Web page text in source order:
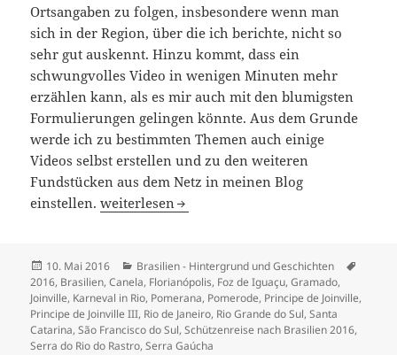
Ortsangaben zu folgen, insbesondere wenn man
sich in der Region, über die ich berichte, nicht so
sehr gut auskennt. Hinzu kommt, dass ein
schwungvolles Video in wenigen Minuten mehr
erzählen kann, als es mir auch mit den blumigsten
Formulierungen gelingen könnte. Aus dem Grunde
werde ich zu bestimmten Themen auch einige
Videos selbst erstellen und zu den weiteren
Fundstücken aus dem Netz in meinen Blog
einstellen.Brasilien 2016 – Die Reiseroute
weiterlesen
Veröffentlicht
am
10. Mai 2016 Kategorien
Brasilien - Hintergrund und Geschichten
2016, Brasilien,Canela, Florianópolis, Foz de Iguaçu,Gramado,
Joinville, Karneval in Rio, Pomerana, Pomerode, Principe de Joinville,
Principe de Joinville III, Rio de Janeiro, Rio Grande do Sul,Santa
Catarina,São Francisco do Sul,Schützenreise nach Brasilien 2016,
Serra do Rio do Rastro,Serra Gaúcha